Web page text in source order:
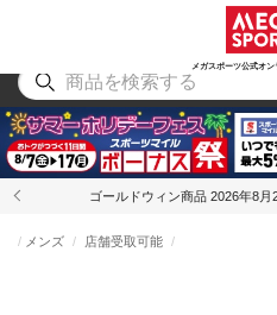
メガスポーツ公式オ
アウトドア
ゴールドウィン商品 2026年8
メンズ 店舗受取可能